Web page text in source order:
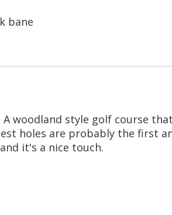
bane
woodland style golf course
holes are probably the first
it's a nice touch.